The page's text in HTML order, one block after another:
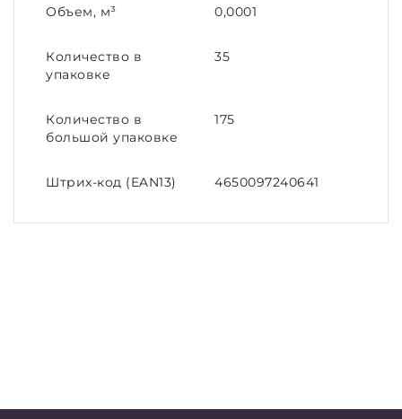
Объем, м³ 0,0001
Количество в
упаковке
35
Количество в
большой упаковке
175
Штрих-код (EAN13) 4650097240641